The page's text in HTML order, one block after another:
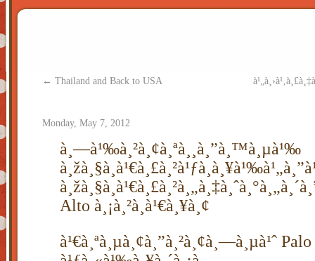
← Thailand and Back to USA
Monday, May 7, 2012
à¸—à¹‰à¸²à¸¢à¸ªà¸¸à¸”à¸™à¸µà¹‰
Alto à¸¡à¸²à¸à¹€à¸¥à¸¢
à¹€à¸ªà¸µà¸¢à¸”à¸²à¸¢à¸—à¸µà¹ˆ